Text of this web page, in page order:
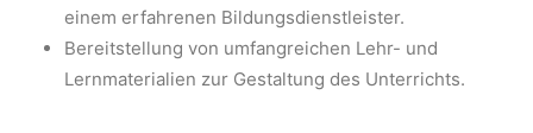
einem erfahrenen Bildungsdienstleister.
Bereitstellung von umfangreichen Lehr- und
Lernmaterialien zur Gestaltung des Unterrichts.